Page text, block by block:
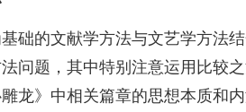
础的文献学方法与文艺学方法
问题，其中特别注意运用比较
龙》中相关篇章的思想本质和